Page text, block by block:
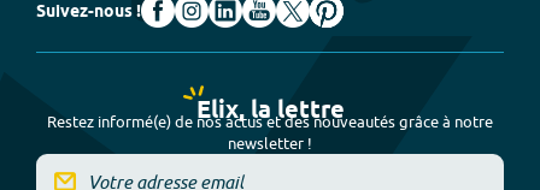
Suivez-nous !
Elix, la lettre
Restez informé(e) de nos actus et des nouveautés grâce à notre
newsletter !